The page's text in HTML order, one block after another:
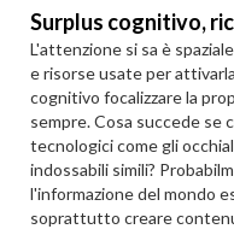
Surplus cognitivo,
L'attenzione si sa è
e risorse usate per
cognitivo focalizzare la
sempre. Cosa succede se
tecnologici come gli
indossabili simili?
l'informazione del mondo
soprattutto creare